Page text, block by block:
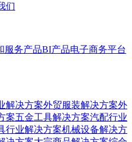
们
服务产品BI产品电子商务平台
解决方案外贸服装解决方案外
案五金工具解决方案汽配行业
行业解决方案机械设备解决方